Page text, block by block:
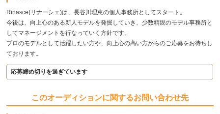
Rinasce(リナーシェ)は、長谷川理恵の個人事務所としてスタート。
今後は、向上心のある新人モデルを発掘していき、少数精鋭のモデル事務所と
してマネージメントを行なっていく方針です。
プロのモデルとして活躍したい方や、向上心の高い方からのご応募をお待ちし
ております。
応募締め切りを過ぎています
このオーディションに関するお問い合わせ先